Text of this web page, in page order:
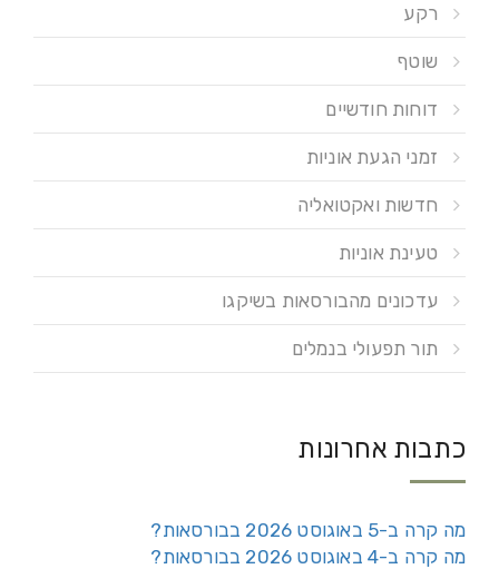
רקע
שוטף
דוחות חודשיים
זמני הגעת אוניות
חדשות ואקטואליה
טעינת אוניות
עדכונים מהבורסאות בשיקגו
תור תפעולי בנמלים
כתבות אחרונות
מה קרה ב-5 באוגוסט 2026 בבורסאות?
מה קרה ב-4 באוגוסט 2026 בבורסאות?